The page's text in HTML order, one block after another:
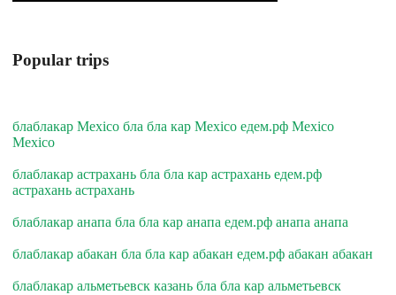
Popular trips
блаблакар Mexico бла бла кар Mexico едем.рф Mexico
Mexico
блаблакар астрахань бла бла кар астрахань едем.рф
астрахань астрахань
блаблакар анапа бла бла кар анапа едем.рф анапа анапа
блаблакар абакан бла бла кар абакан едем.рф абакан абакан
блаблакар альметьевск казань бла бла кар альметьевск